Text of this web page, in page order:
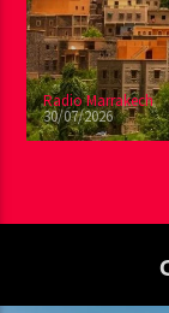
Radio Marrakech
30/07/2026